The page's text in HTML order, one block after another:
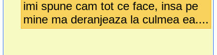
imi spune cam tot ce face, insa pe
mine ma deranjeaza la culmea ea....